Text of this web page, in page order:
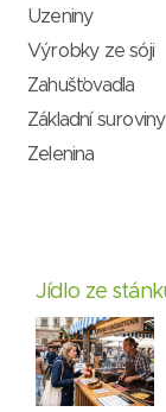
Uzeniny
Výrobky ze sóji
Zahušťovadla
Základní suroviny
Zelenina
Jídlo ze